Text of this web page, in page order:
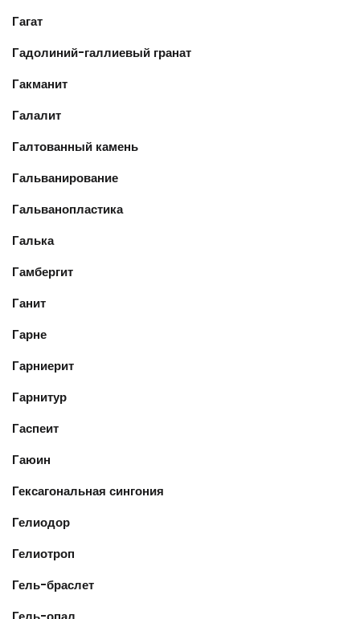
Гагат
Гадолиний-галлиевый гранат
Гакманит
Галалит
Галтованный камень
Гальванирование
Гальванопластика
Галька
Гамбергит
Ганит
Гарне
Гарниерит
Гарнитур
Гаспеит
Гаюин
Гексагональная сингония
Гелиодор
Гелиотроп
Гель-браслет